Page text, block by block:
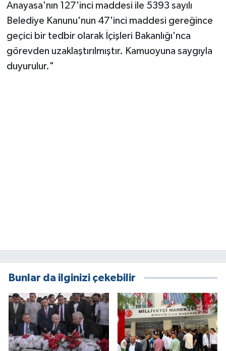
Anayasa'nın 127'inci maddesi ile 5393 sayılı
Belediye Kanunu'nun 47'inci maddesi gereğince
geçici bir tedbir olarak İçişleri Bakanlığı'nca
görevden uzaklaştırılmıştır. Kamuoyuna saygıyla
duyurulur."
Bunlar da ilginizi çekebilir